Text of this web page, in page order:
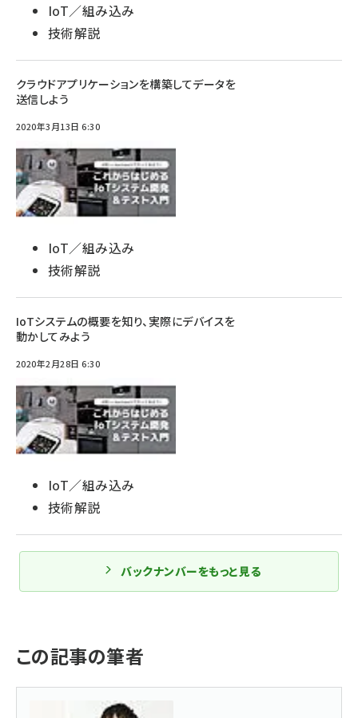
IoT／組み込み
技術解説
クラウドアプリケーションを構築してデータを
送信しよう
2020年3月13日 6:30
IoT／組み込み
技術解説
IoTシステムの概要を知り、実際にデバイスを
動かしてみよう
2020年2月28日 6:30
IoT／組み込み
技術解説
バックナンバーをもっと見る
この記事の筆者